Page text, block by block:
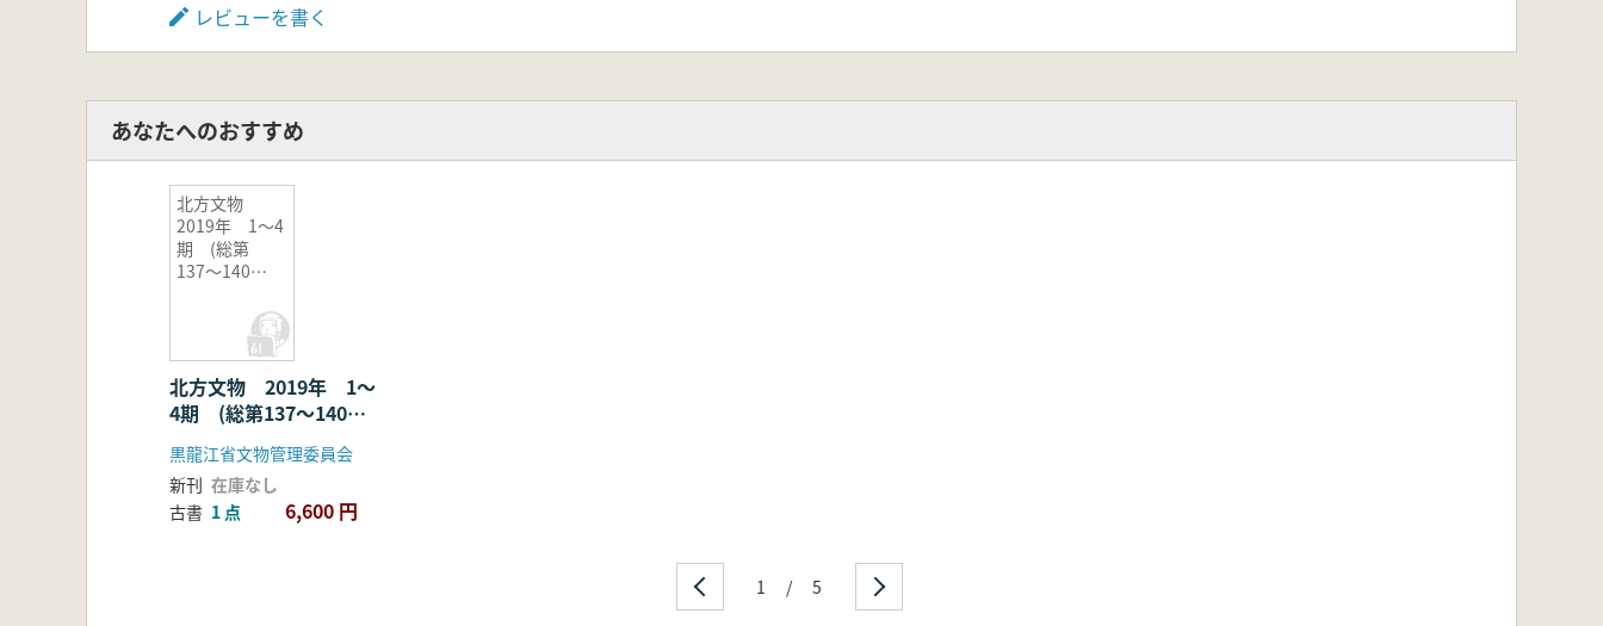
レビューを書く
あなたへのおすすめ
北方文物
2019年 1〜4
期 (総第
137〜140
北方文物 2019年 1〜
4期 (総第137〜140
期) 4冊セット
黒龍江省文物管理委員会
新刊 在庫なし
古書 1 点 6,600 円
1 / 5